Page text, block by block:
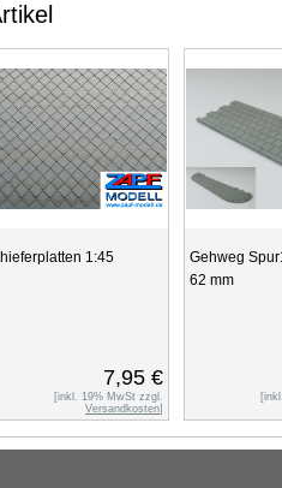
1:45
7,95 €
[inkl. 19% MwSt zzgl.
Versandkosten]
Gehweg
62 mm